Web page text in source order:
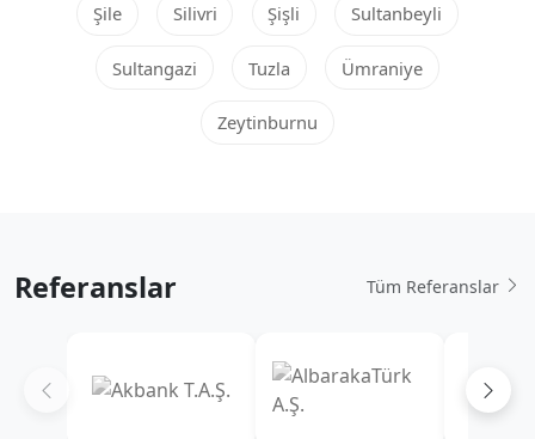
Şile Silivri Şişli Sultanbeyli
Sultangazi Tuzla Ümraniye
Zeytinburnu
Referanslar Tüm Referanslar